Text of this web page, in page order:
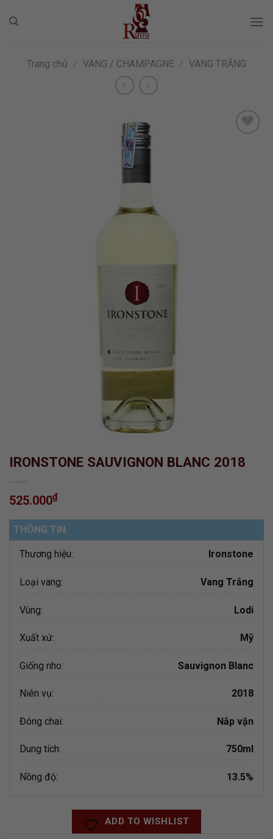
Trang chủ / VANG / CHAMPAGNE / VANG TRẮNG
IRONSTONE SAUVIGNON BLANC 2018
525.000₫
THÔNG TIN
Thương hiệu: Ironstone
Loại vang: Vang Trắng
Vùng: Lodi
Xuất xứ: Mỹ
Giống nho: Sauvignon Blanc
Niên vụ: 2018
Đóng chai: Nắp vặn
Dung tích: 750ml
Nồng độ: 13.5%
ADD TO WISHLIST